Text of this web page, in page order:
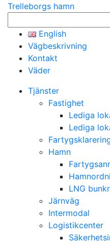
Trelleborgs hamn
efter:
English
Vägbeskrivning
Kontakt
Väder
Tjänster
Fastighet
Lediga
Lediga
Hamn
LNG
Järnväg
Intermodal
Logistikcenter